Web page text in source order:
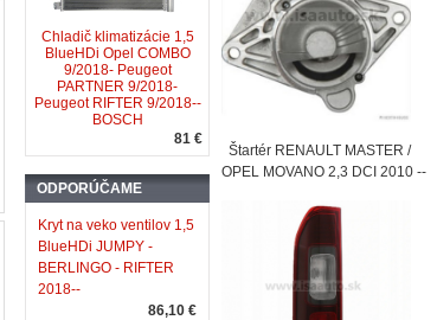
Chladič klimatizácie 1,5
BlueHDi Opel COMBO
9/2018- Peugeot
PARTNER 9/2018-
Peugeot RIFTER 9/2018--
BOSCH
81 €
ODPORÚČAME
Kryt na veko ventilov 1,5
BlueHDi JUMPY -
BERLINGO - RIFTER
2018--
86,10 €
Štartér RENAULT MASTER /
OPEL MOVANO 2,3 DCI 2010 --